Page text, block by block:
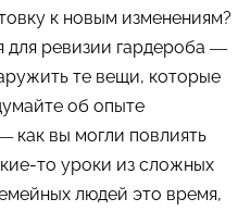
к новым изменениям?
для ревизии гардероба —
те вещи, которые
об опыте
вы могли повлиять
то уроки из сложных
людей это время,